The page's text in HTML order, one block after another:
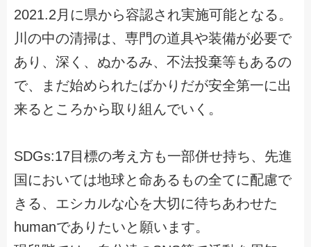
2021.2月に県から容認され実施可能となる。
川の中の清掃は、専門の道具や装備が必要で
あり、深く、ぬかるみ、不法投棄等もあるの
で、まだ始められたばかりだが安全第一に出
来るところから取り組んでいく。
SDGs:17目標の考え方も一部併せ持ち、先進
国においては地球と命あるもの全てに配慮で
きる、エシカルな心を大切に待ちあわせた
humanでありたいと願います。